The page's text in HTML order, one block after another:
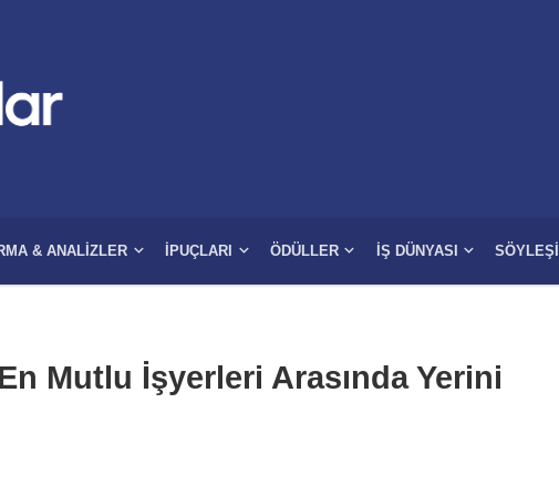
& ANALIZLER İPUÇLARI ÖDÜLLER İŞ DÜNYASI SÖYLEŞI
Mutlu İşyerleri Arasında Yerini